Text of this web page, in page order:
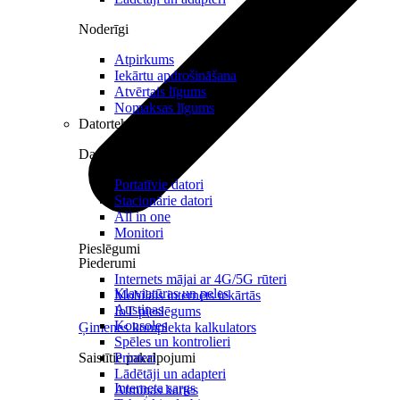
Pieslēgumi
Internets mājai ar 4G/5G rūteri
Mobilais internets iekārtās
IoT pieslēgums
Ģimenes komplekta kalkulators
Saistītie pakalpojumi
Interneta sargs
Noderīgi
Atpirkums
Iekārtu apdrošināšana
Atvērtais līgums
Nomaksas līgums
Datortehnika
Datori un Monitori
Portatīvie datori
Stacionārie datori
All in one
Monitori
Piederumi
Klaviatūras un peles
Austiņas
Konsoles
Spēles un kontrolieri
Printeri
Lādētāji un adapteri
Atmiņas kartes